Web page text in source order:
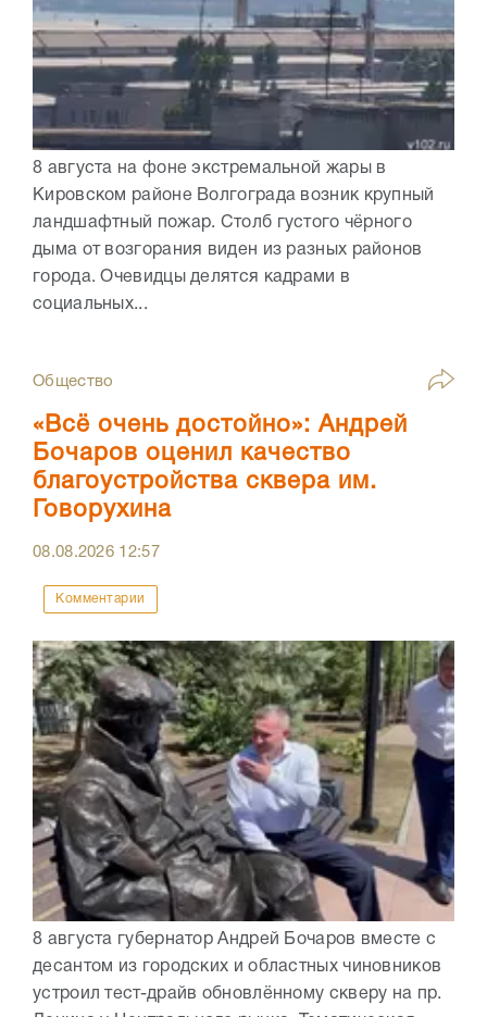
8 августа на фоне экстремальной жары в
Кировском районе Волгограда возник крупный
ландшафтный пожар. Столб густого чёрного
дыма от возгорания виден из разных районов
города. Очевидцы делятся кадрами в
социальных...
Общество
«Всё очень достойно»: Андрей
Бочаров оценил качество
благоустройства сквера им.
Говорухина
08.08.2026 12:57
Комментарии
8 августа губернатор Андрей Бочаров вместе с
десантом из городских и областных чиновников
устроил тест-драйв обновлённому скверу на пр.